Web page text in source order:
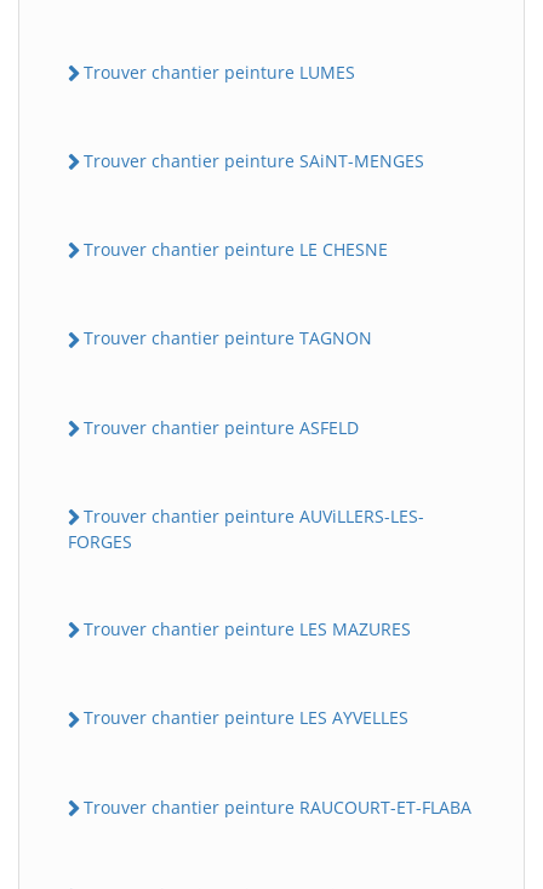
Trouver chantier peinture LUMES
Trouver chantier peinture SAiNT-MENGES
Trouver chantier peinture LE CHESNE
Trouver chantier peinture TAGNON
Trouver chantier peinture ASFELD
Trouver chantier peinture AUViLLERS-LES-
FORGES
Trouver chantier peinture LES MAZURES
Trouver chantier peinture LES AYVELLES
Trouver chantier peinture RAUCOURT-ET-FLABA